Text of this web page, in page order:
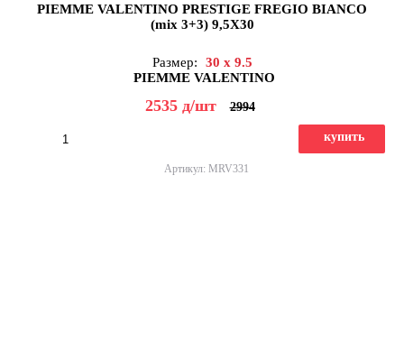
PIEMME VALENTINO PRESTIGE FREGIO BIANCO
(mix 3+3) 9,5X30
Размер:
30 x 9.5
PIEMME VALENTINO
2535 д/шт 2994
купить
Артикул: MRV331